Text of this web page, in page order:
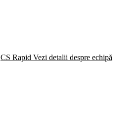
CS Rapid Vezi detalii despre echipă